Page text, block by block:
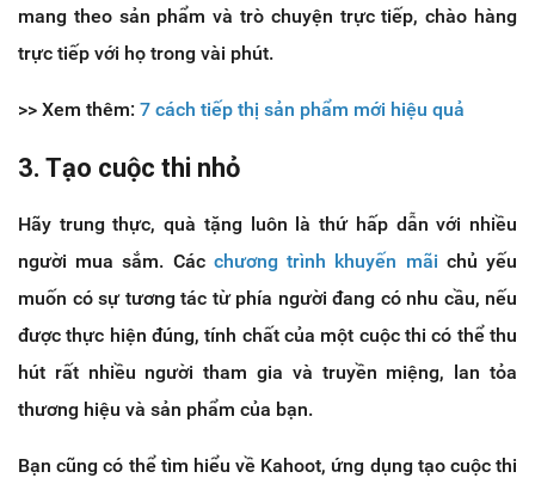
mang theo sản phẩm và trò chuyện trực tiếp, chào hàng
trực tiếp với họ trong vài phút.
>> Xem thêm: 7 cách tiếp thị sản phẩm mới hiệu quả
3. Tạo cuộc thi nhỏ
Hãy trung thực, quà tặng luôn là thứ hấp dẫn với nhiều
người mua sắm. Các chương trình khuyến mãi chủ yếu
muốn có sự tương tác từ phía người đang có nhu cầu, nếu
được thực hiện đúng, tính chất của một cuộc thi có thể thu
hút rất nhiều người tham gia và truyền miệng, lan tỏa
thương hiệu và sản phẩm của bạn.
Bạn cũng có thể tìm hiểu về Kahoot, ứng dụng tạo cuộc thi